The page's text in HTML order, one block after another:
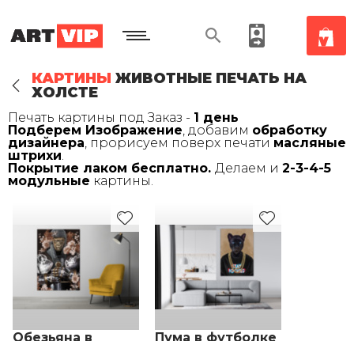
КАРТИНЫ ЖИВОТНЫЕ ПЕЧАТЬ НА
ХОЛСТЕ
Печать картины под Заказ - 1 день
Подберем Изображение, добавим обработку
дизайнера, прорисуем поверх печати масляные
штрихи.
Покрытие лаком бесплатно. Делаем и 2-3-4-5
модульные картины.
Обезьяна в
Пума в футболке